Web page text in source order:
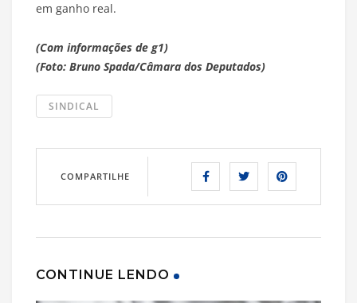
em ganho real.
(Com informações de g1)
(Foto: Bruno Spada/Câmara dos Deputados)
SINDICAL
COMPARTILHE
CONTINUE LENDO